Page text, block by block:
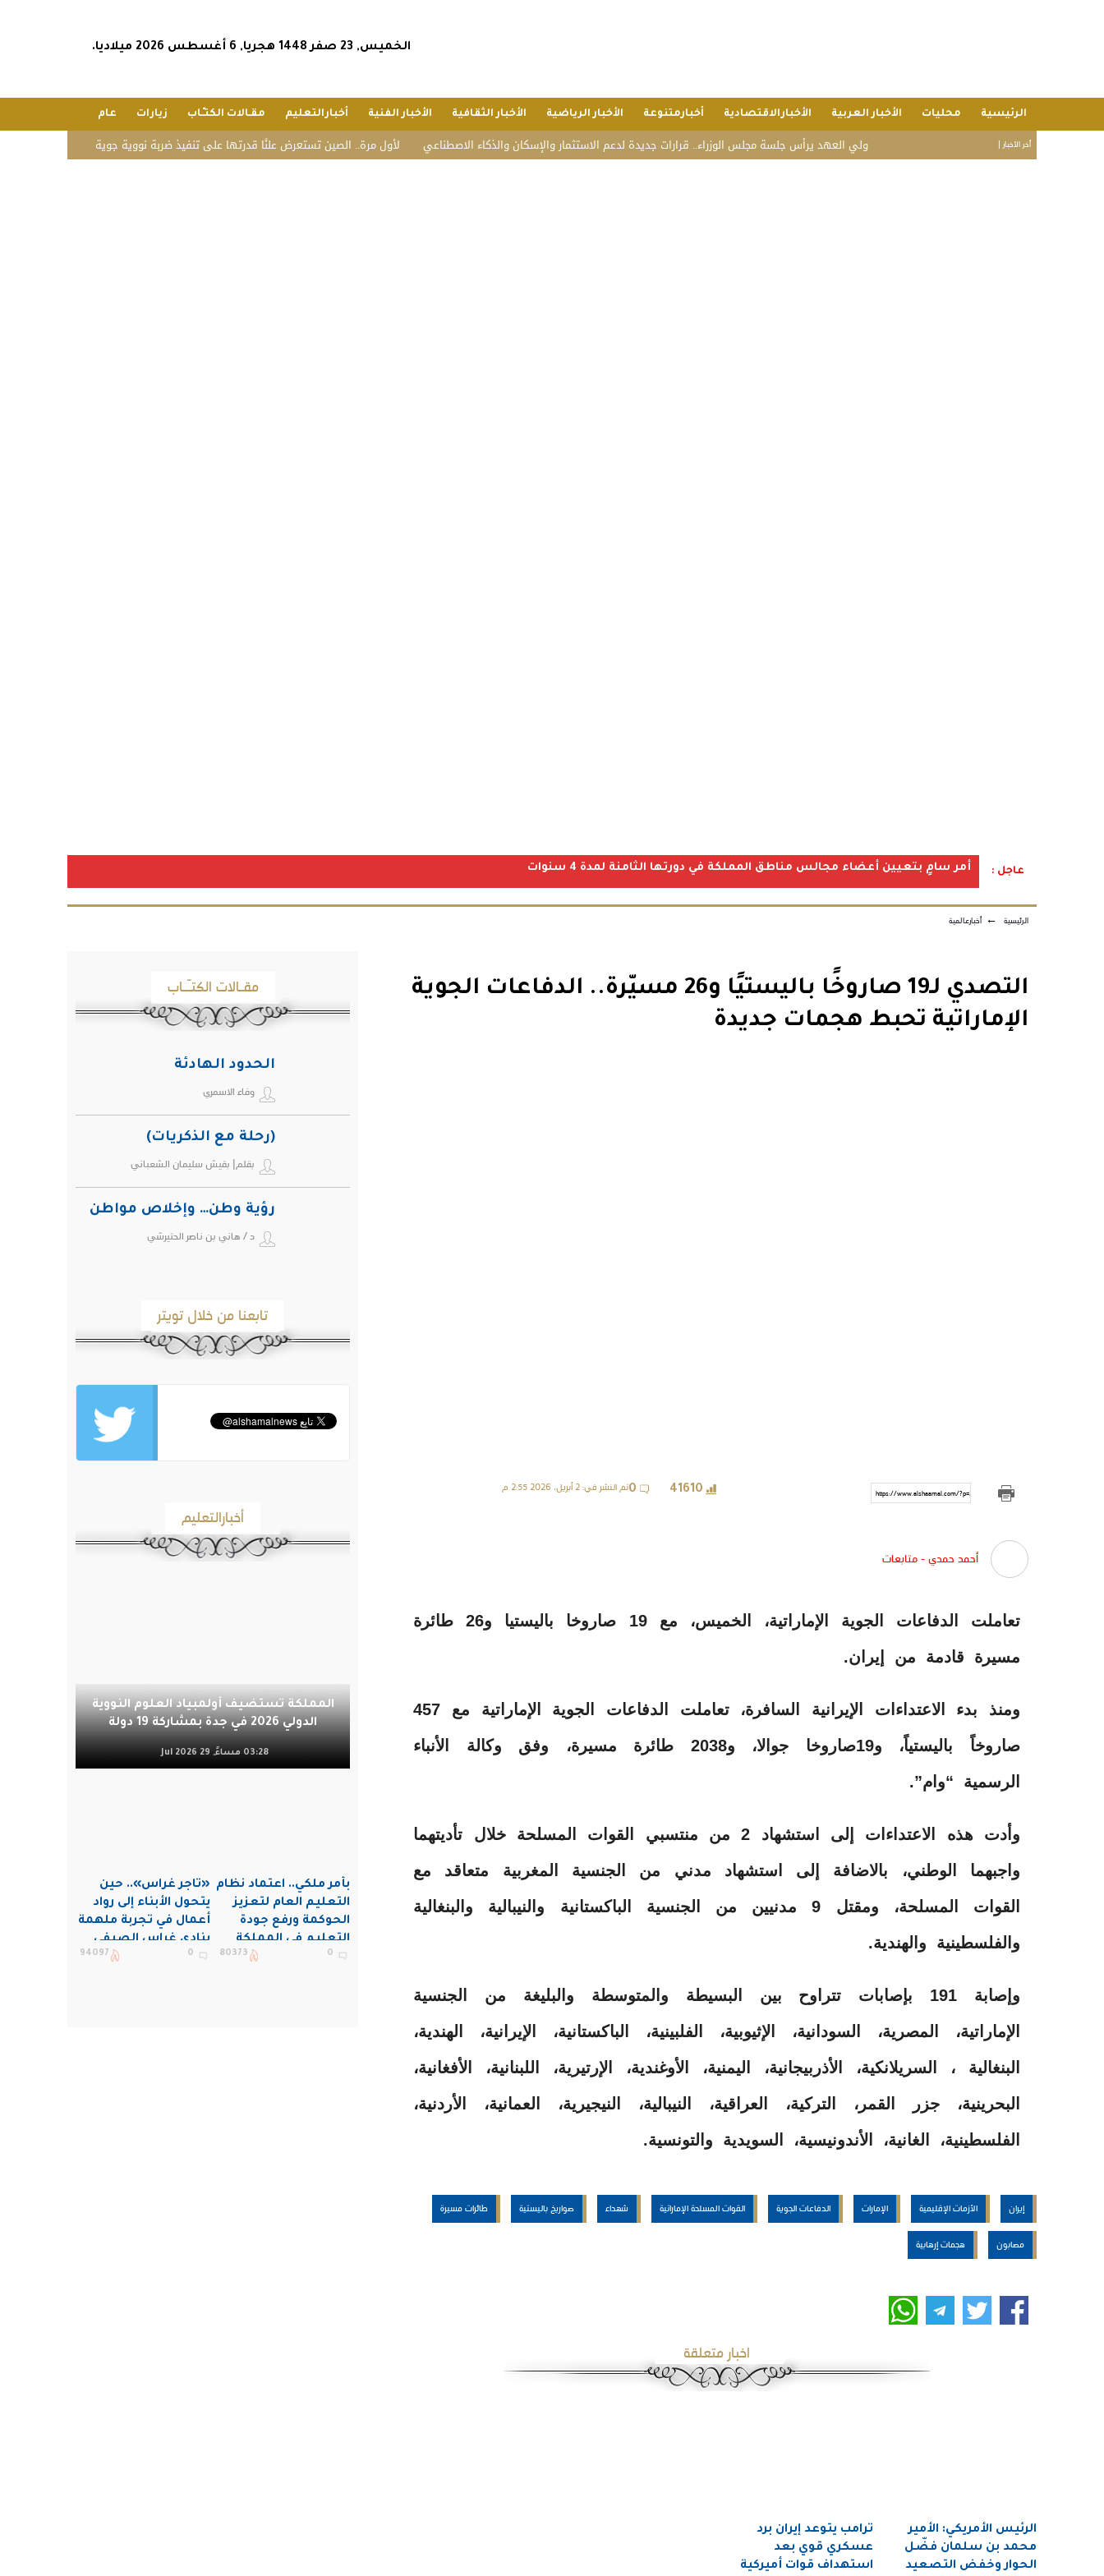
الخميس, 23 صفر 1448 هجريا, 6 أغسطس 2026 ميلاديا.
الرئيسية محليات الأخبار العربية الأخبارالاقتصادية أخبارمتنوعة الأخبار الرياضية الأخبار الثقافية الأخبار الفنية أخبارالتعليم مقـالات الكتـّـاب زيارات عام
أخر الأخبار | «زاتكا» تدعو المنشآت لأول مرة.. الصين تستعرض علنًا قدرتها على تنفيذ ضربة نووية جوية ولي العهد يرأس جلسة مجلس الوزراء.. قرارات جديدة لدعم الاستثمار والإسكان والذكاء الاصطناعي
عاجل : أمر سامٍ بتعيين أعضاء مجالس مناطق المملكة في دورتها الثامنة لمدة 4 سنوات
الرئيسية ← أخبارعالمية
التصدي لـ19 صاروخًا باليستيًا و26 مسيّرة.. الدفاعات الجوية
الإماراتية تحبط هجمات جديدة
https://www.alshaamal.com/?p=310598
تم النشر في: 2 أبريل، 2026 2:55 م 41610
0
أحمد حمدي - متابعات
تعاملت الدفاعات الجوية الإماراتية، الخميس، مع 19 صاروخا باليستيا و26 طائرة
مسيرة قادمة من إيران.
ومنذ بدء الاعتداءات الإيرانية السافرة، تعاملت الدفاعات الجوية الإماراتية مع 457
صاروخاً باليستياً، و19صاروخا جوالا، و2038 طائرة مسيرة، وفق وكالة الأنباء
الرسمية “وام”.
وأدت هذه الاعتداءات إلى استشهاد 2 من منتسبي القوات المسلحة خلال تأديتهما
واجبهما الوطني، بالاضافة إلى استشهاد مدني من الجنسية المغربية متعاقد مع
القوات المسلحة، ومقتل 9 مدنيين من الجنسية الباكستانية والنيبالية والبنغالية
والفلسطينية والهندية.
وإصابة 191 بإصابات تتراوح بين البسيطة والمتوسطة والبليغة من الجنسية
الإماراتية، المصرية، السودانية، الإثيوبية، الفلبينية، الباكستانية، الإيرانية، الهندية،
البنغالية ، السريلانكية، الأذربيجانية، اليمنية، الأوغندية، الإرتيرية، اللبنانية، الأفغانية،
البحرينية، جزر القمر، التركية، العراقية، النيبالية، النيجيرية، العمانية، الأردنية،
الفلسطينية، الغانية، الأندونيسية، السويدية والتونسية.
إيران الأزمات الإقليمية الإمارات الدفاعات الجوية القوات المسلحة الإماراتية شهداء صواريخ باليستية طائرات مسيرة
مصابون هجمات إرهابية
اخبار متعلقة
الرئيس الأمريكي: الأمير
محمد بن سلمان فضّل
الحوار وخفض التصعيد
ترامب يتوعد إيران برد
عسكري قوي بعد
استهداف قوات أميركية
مقـالات الكتـّـاب
الحدود الهادئة
وفاء الاسمري
(رحلة مع الذكريات)
بقلم| بقيش سليمان الشعباني
رؤية وطن… وإخلاص مواطن
د / هاني بن ناصر الحتيرشي
تابعنا من خلال تويتر
أخبارالتعليم
المملكة تستضيف أولمبياد العلوم النووية
الدولي 2026 في جدة بمشاركة 19 دولة
03:28 مساءً, 29 Jul 2026
بأمر ملكي.. اعتماد نظام
التعليم العام لتعزيز
الحوكمة ورفع جودة
التعليم في المملكة
0
80373
«تاجر غراس».. حين
يتحول الأبناء إلى رواد
أعمال في تجربة ملهمة
بنادي غراس الصيفي
بالجبيل
0
94097